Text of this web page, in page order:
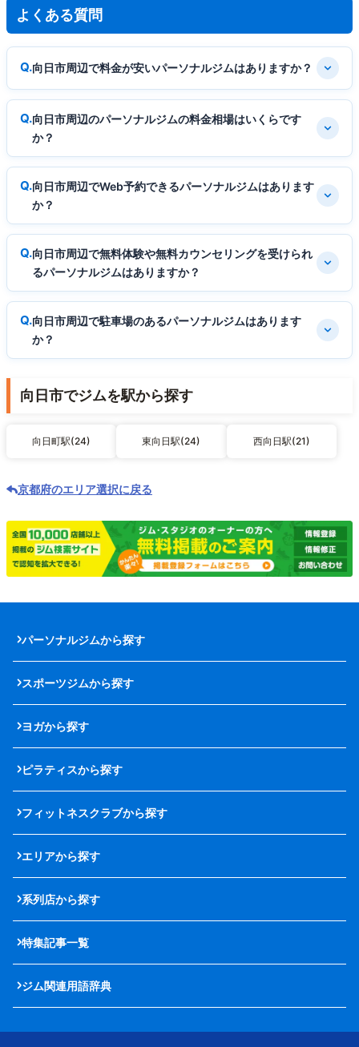
よくある質問
向日市周辺で料金が安いパーソナルジムはありますか？
向日市周辺のパーソナルジムの料金相場はいくらです
か？
向日市周辺でWeb予約できるパーソナルジムはあります
か？
向日市周辺で無料体験や無料カウンセリングを受けられ
るパーソナルジムはありますか？
向日市周辺で駐車場のあるパーソナルジムはあります
か？
向日市でジムを駅から探す
向日町駅(24) 東向日駅(24) 西向日駅(21)
京都府のエリア選択に戻る
パーソナルジムから探す
スポーツジムから探す
ヨガから探す
ピラティスから探す
フィットネスクラブから探す
エリアから探す
系列店から探す
特集記事一覧
ジム関連用語辞典